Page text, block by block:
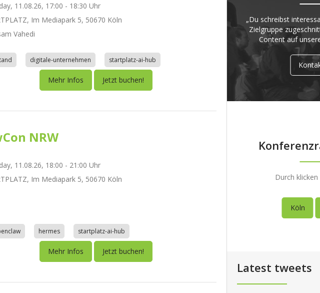
11.08.26, 17:00 - 18:30 Uhr
Im Mediapark 5, 50670 Köln
Vahedi
digitale-unternehmen startplatz-ai-hub
Mehr Infos Jetzt buchen!
NRW
11.08.26, 18:00 - 21:00 Uhr
Im Mediapark 5, 50670 Köln
hermes startplatz-ai-hub
Mehr Infos Jetzt buchen!
„Du schreibst
Zielgruppe
Content auf
Durch
Köln
Latest tweets